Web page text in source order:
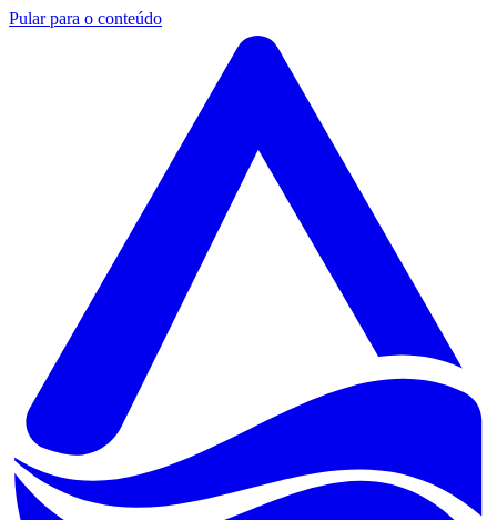
Pular para o conteúdo